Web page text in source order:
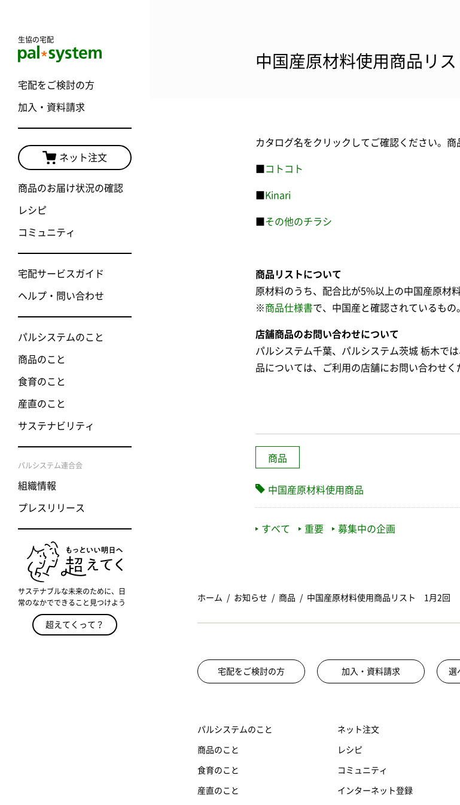
生協の宅配
宅配をご検討の方
加入・資料請求
ネット注文
商品のお届け状況の確認
レシピ
コミュニティ
宅配サービスガイド
ヘルプ・問い合わせ
パルシステムのこと
商品のこと
食育のこと
産直のこと
サステナビリティ
パルシステム連合会
組織情報
プレスリリース
サステナブルな未来のために、日
常のなかでできること見つけよう
超えてくって？
中国産原材料使用商品リ
カタログ名をクリックしてご確認ください。商
コトコト
Kinari
その他のチラシ
商品リストについて
原材料のうち、配合比が5%以上の中国産原材
※商品仕様書で、中国産と確認されているもの
店舗商品のお問い合わせについて
パルシステム千葉、パルシステム茨城 栃木で
品については、ご利用の店舗にお問い合わせく
商品
中国産原材料使用商品
すべて 重要 募集中の企画
ホーム お知らせ 商品 中国産原材料使用商品リスト 1月2回
宅配をご検討の方 加入・資料請求 選
パルシステムのこと
商品のこと
食育のこと
産直のこと
ネット注文
レシピ
コミュニティ
インターネット登録